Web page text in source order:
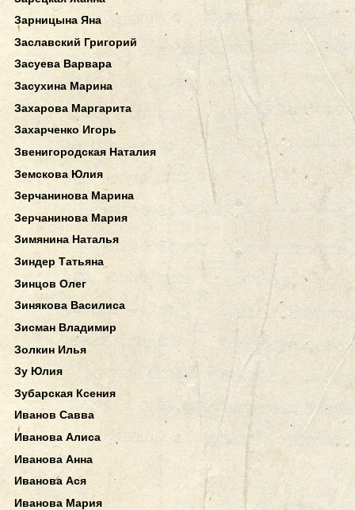
Зарницына Яна
Заславский Григорий
Засуева Варвара
Засухина Марина
Захарова Маргарита
Захарченко Игорь
Звенигородская Наталия
Земскова Юлия
Зерчанинова Марина
Зерчанинова Мария
Зимянина Наталья
Зиндер Татьяна
Зинцов Олег
Зинякова Василиса
Зисман Владимир
Золкин Илья
Зу Юлия
Зубарская Ксения
Иванов Савва
Иванова Алиса
Иванова Анна
Иванова Ася
Иванова Мария